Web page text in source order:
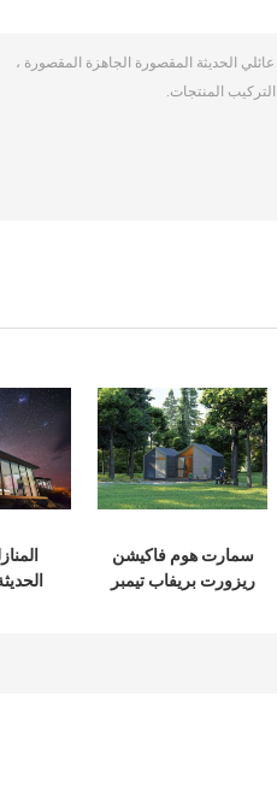
سمارت هوم فاكيشن
ريزورت بريفاب تيمبر